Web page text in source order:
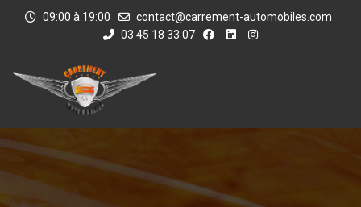
09:00 à 19:00
contact@carrement-automobiles.com
03 45 18 33 07